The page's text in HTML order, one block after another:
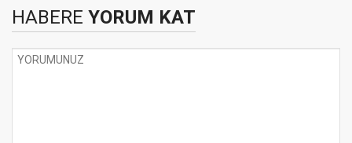
HABERE YORUM KAT